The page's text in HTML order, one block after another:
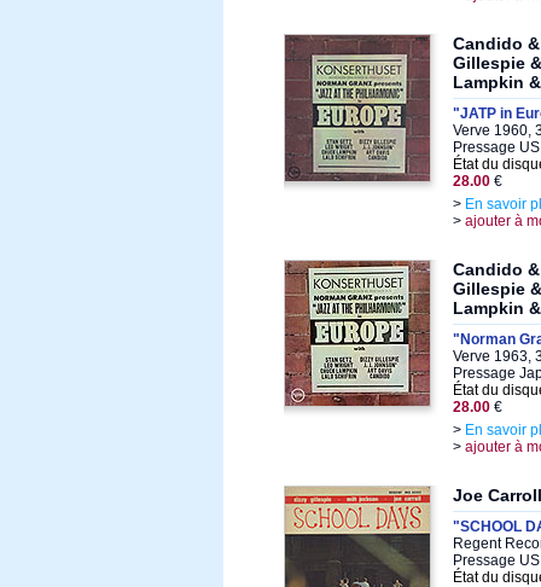
Candido
Gillespie
Lampkin
"JATP in
Verve 1960,
Pressage
État du
28.00 €
> En savoir
> ajouter à
Candido
Gillespie
Lampkin
"Norman
Verve 1963,
Pressage
État du
28.00 €
> En savoir
> ajouter à
Joe
"SCHOOL
Regent
Pressage
État du